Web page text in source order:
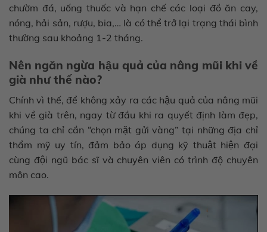
chườm đá, uống thuốc và hạn chế các loại đồ ăn cay,
nóng, hải sản, rượu, bia,… là có thể trở lại trạng thái bình
thường sau khoảng 1-2 tháng.
Nên ngăn ngừa hậu quả của nâng mũi khi về
già như thế nào?
Chính vì thế, để không xảy ra các hậu quả của nâng mũi
khi về già trên, ngay từ đầu khi ra quyết định làm đẹp,
chúng ta chỉ cần “chọn mặt gửi vàng” tại những địa chỉ
thẩm mỹ uy tín, đảm bảo áp dụng kỹ thuật hiện đại
cùng đội ngũ bác sĩ và chuyên viên có trình độ chuyên
môn cao.